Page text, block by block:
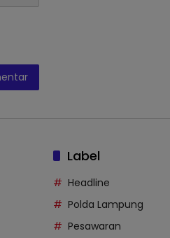
Label
Headline
Polda Lampung
Pesawaran